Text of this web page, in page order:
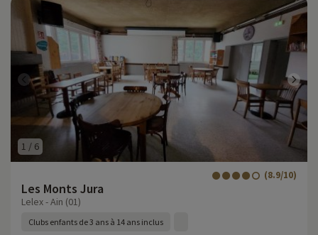
1 / 6
Les Monts Jura
(8.9/10)
Lelex - Ain (01)
Clubs enfants de 3 ans à 14 ans inclus